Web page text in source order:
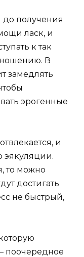
получения
ласк, и
к так
В
замедлять
эрогенные
и
эякуляции.
то можно
достигать
не быстрый,
поочередное